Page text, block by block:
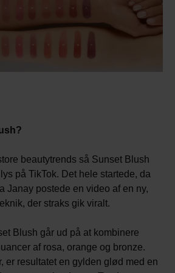
beautytrends så Sunset Blush
på TikTok. Det hele startede, da
Janay postede en video af en ny,
der straks gik viralt.
Blush går ud på at kombinere
af rosa, orange og bronze.
er resultatet en gylden glød med en